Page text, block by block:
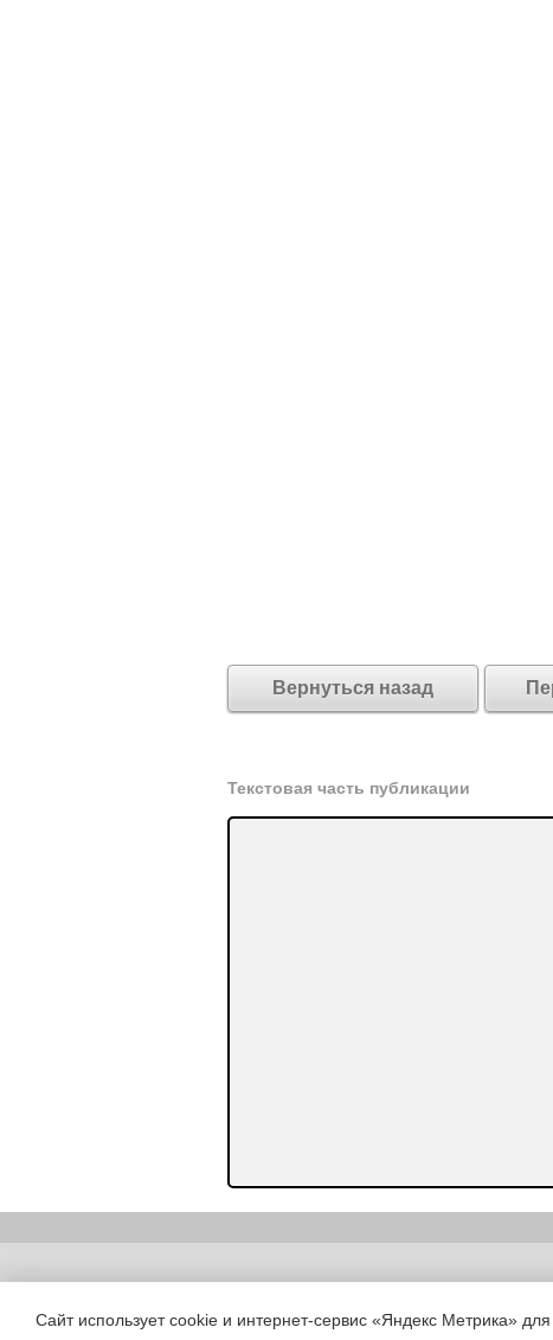
Вернуться назад
Текстовая часть публикации
Copyright (c) |
Сайт использует cookie и интернет-сервис «Яндекс Метрика»